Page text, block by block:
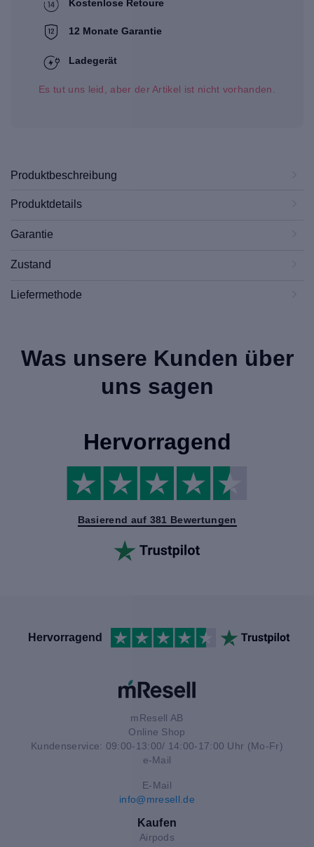
Kostenlose Retoure
12 Monate Garantie
Ladegerät
Es tut uns leid, aber der Artikel ist nicht vorhanden.
Produktbeschreibung
Produktdetails
Garantie
Zustand
Liefermethode
Was unsere Kunden über
uns sagen
Hervorragend
Basierend auf 381 Bewertungen
Hervorragend
mResell AB
Online Shop
Kundenservice: 09:00-13:00/ 14:00-17:00 Uhr (Mo-Fr)
e-Mail
E-Mail
info@mresell.de
Kaufen
Airpods